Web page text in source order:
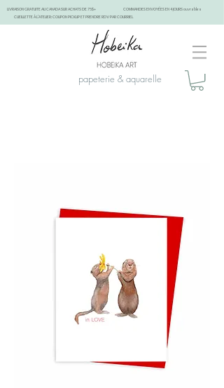
LIVRAISON GRATUITE AU CANADA SUR ACHATS DE 75$+
COMMANDES ENVOYÉES EN 4 JOURS ouvrables
CUEILLETTE À L'ATELIER: COUPON PICKUP ET PRENDRE RDV PAR COURRIEL
papeterie & aquarelle